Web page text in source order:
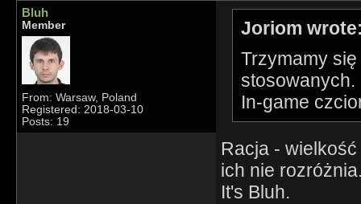
Bluh
Member
From: Warsaw, Poland
Registered: 2018-03-10
Posts: 19
Joriom
Trzymamy się
stosowanych.
In-game
Racja -
ich nie
It's Bluh.